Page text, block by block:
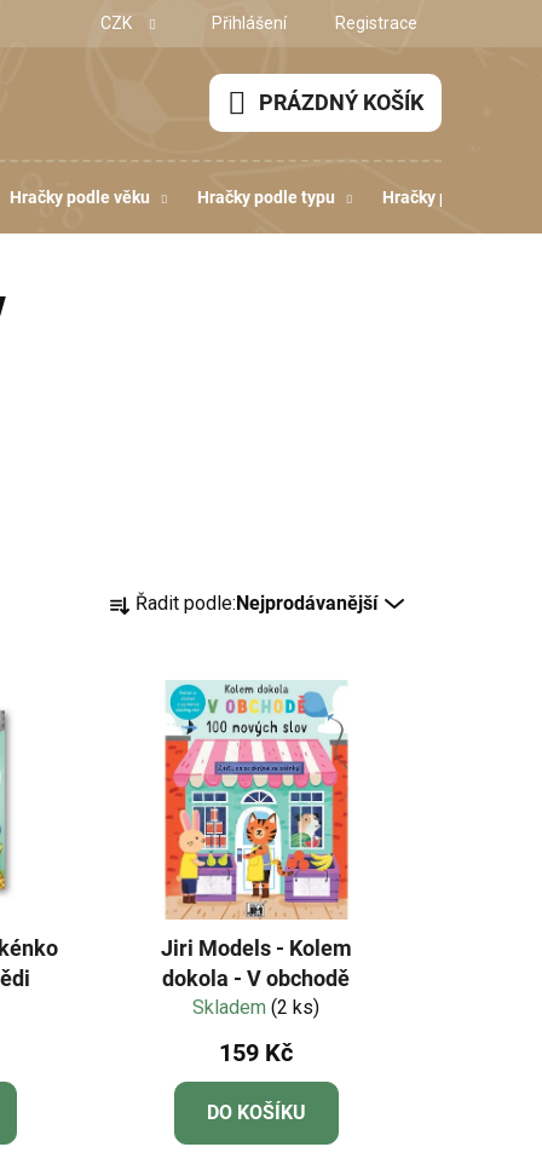
CZK Přihlášení Registrace
NÁKUPNÍ
KOŠÍK
PRÁZDNÝ KOŠÍK
Hračky podle věku Hračky podle typu Hračky podle
a
Řadit podle: Nejprodávanější
Jiri Models - Kolem
dokola - V obchodě
Skladem(2 ks)
159 Kč
DO KOŠÍKU